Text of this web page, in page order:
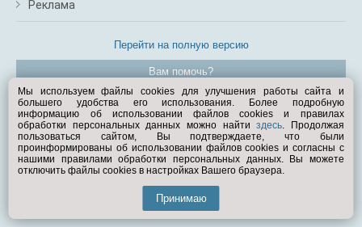
Реклама
Перейти на полную версию
Вам помочь?
© Exist.ru 1998—2026
Мы используем файлы cookies для улучшения работы сайта и
большего удобства его использования. Более подробную
информацию об использовании файлов cookies и правилах
обработки персональных данных можно найтиздесь. Продолжая
пользоваться сайтом, Вы подтверждаете, что были
проинформированы об использовании файлов cookies и согласны с
нашими правилами обработки персональных данных. Вы можете
отключить файлы cookies в настройках Вашего браузера.
Принимаю